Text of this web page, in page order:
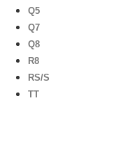
Q5
Q7
Q8
R8
RS/S
TT